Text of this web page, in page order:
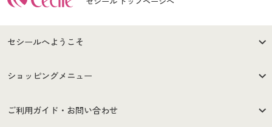
セシールへようこそ
はじめての方へ
セシールご利用規約
ショッピングメニュー
商品カテゴリ
ご利用ガイド・お問い合わせ